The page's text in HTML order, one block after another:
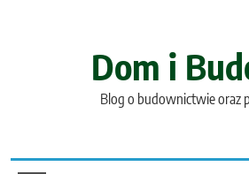
Dom i
Blog o budownictwie oraz